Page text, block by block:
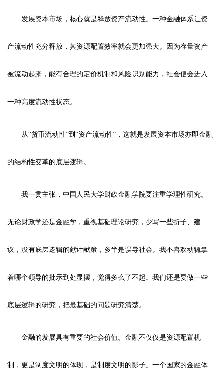
发展资本市场，核心就是释放资产流动性。一种金融体系让资
产流动性充分释放，其资源配置效率就会更加强大。因为存量资产
被流动起来，能有合理的定价机制和风险识别能力，社会便会进入
一种高度流动性状态。
从“货币流动性”到“资产流动性”，这就是发展资本市场亦即金融
的结构性变革的底层逻辑。
我一贯主张，中国人民大学财政金融学院要注重学理性研究。
无论财政学还是金融学，重视基础理论研究，少写一些折子、建
议，没有底层逻辑的献计献策，多半是误导社会。我不喜欢动辄拿
着哪个领导的批示到处显摆，觉得多么了不起。我们还是要做一些
底层逻辑的研究，把最基础的问题研究清楚。
金融的发展具有重要的社会价值。金融不仅仅是资源配置机
制，更是制度文明的体现，是制度文明的影子。一个国家的金融体